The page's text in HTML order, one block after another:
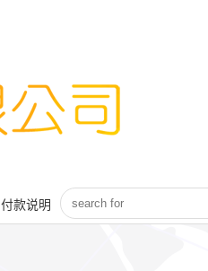
付款说明